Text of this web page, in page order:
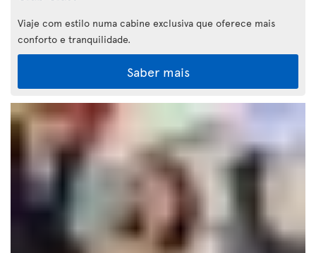
Viaje com estilo numa cabine exclusiva que oferece mais
conforto e tranquilidade.
Saber mais